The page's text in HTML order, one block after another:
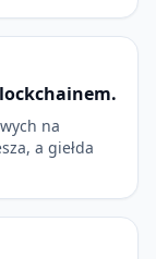
na
a giełda